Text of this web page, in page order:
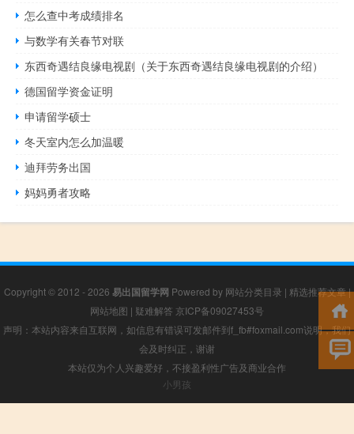
怎么查中考成绩排名
与数学有关春节对联
东西奇遇结良缘电视剧（关于东西奇遇结良缘电视剧的介绍）
德国留学资金证明
申请留学硕士
冬天室内怎么加温暖
迪拜劳务出国
妈妈勇者攻略
Copyright © 2012 - 2026 易出国留学网 Powered by 网站分类目录 | 精选推荐文章|
网站地图 | 疑难解答 京ICP备09027453号
声明：本站内容来自互联网，如信息有错误可发邮件到f_fb#foxmail.com说明，我们
会及时纠正，谢谢
本站仅为个人兴趣爱好，不接盈利性广告及商业合作
小男孩